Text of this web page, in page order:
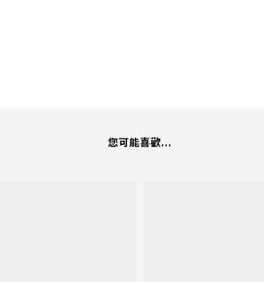
您可能喜歡...